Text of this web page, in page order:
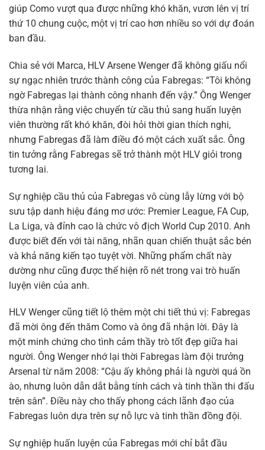
giúp Como vượt qua được những khó khăn, vươn lên vị trí
thứ 10 chung cuộc, một vị trí cao hơn nhiều so với dự đoán
ban đầu.
Chia sẻ với Marca, HLV Arsene Wenger đã không giấu nổi
sự ngạc nhiên trước thành công của Fabregas: “Tôi không
ngờ Fabregas lại thành công nhanh đến vậy.” Ông Wenger
thừa nhận rằng việc chuyển từ cầu thủ sang huấn luyện
viên thường rất khó khăn, đòi hỏi thời gian thích nghi,
nhưng Fabregas đã làm điều đó một cách xuất sắc. Ông
tin tưởng rằng Fabregas sẽ trở thành một HLV giỏi trong
tương lai.
Sự nghiệp cầu thủ của Fabregas vô cùng lẫy lừng với bộ
sưu tập danh hiệu đáng mơ ước: Premier League, FA Cup,
La Liga, và đỉnh cao là chức vô địch World Cup 2010. Anh
được biết đến với tài năng, nhãn quan chiến thuật sắc bén
và khả năng kiến tạo tuyệt vời. Những phẩm chất này
dường như cũng được thể hiện rõ nét trong vai trò huấn
luyện viên của anh.
HLV Wenger cũng tiết lộ thêm một chi tiết thú vị: Fabregas
đã mời ông đến thăm Como và ông đã nhận lời. Đây là
một minh chứng cho tình cảm thầy trò tốt đẹp giữa hai
người. Ông Wenger nhớ lại thời Fabregas làm đội trưởng
Arsenal từ năm 2008: “Cậu ấy không phải là người quá ồn
ào, nhưng luôn dẫn dắt bằng tính cách và tinh thần thi đấu
trên sân”. Điều này cho thấy phong cách lãnh đạo của
Fabregas luôn dựa trên sự nỗ lực và tinh thần đồng đội.
Sự nghiệp huấn luyện của Fabregas mới chỉ bắt đầu